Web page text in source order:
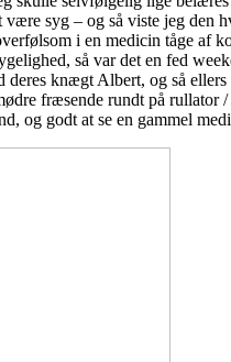
øen
syg – og så viste jeg den
i en medicin tåge af
så var det en fed
deres knægt Albert, og så
fræsende rundt på
og godt at se en gammel